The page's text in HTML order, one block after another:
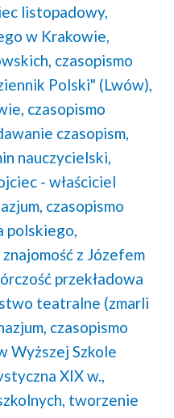
listopadowy,
w Krakowie,
czasopismo
Polski" (Lwów),
czasopismo
czasopism,
nauczycielski,
- właściciel
czasopismo
polskiego,
znajomość z Józefem
przekładowa
teatralne (zmarli
czasopismo
Wyższej Szkole
XIX w.,
tworzenie